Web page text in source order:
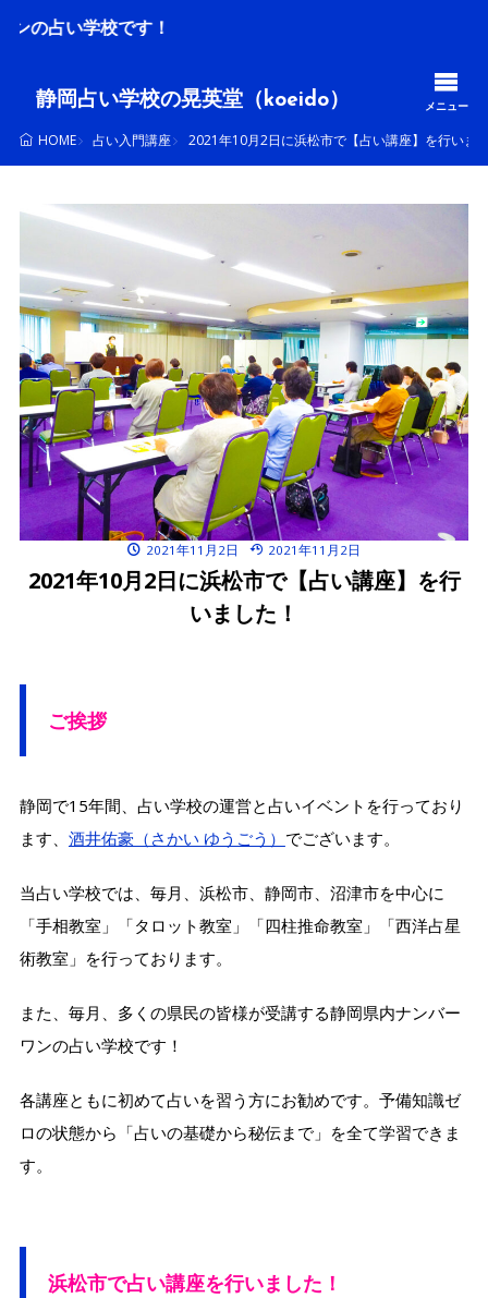
です！
静岡占い学校の晃英堂（koeido） メニュー
HOME 占い入門講座 2021年10月2日に浜松市で【占い講座】を行いま
2021年11月2日 2021年11月2日
2021年10月2日に浜松市で【占い講座】を行
いました！
ご挨拶
静岡で15年間、占い学校の運営と占いイベントを行っており
ます、 酒井佑豪（さかい ゆうごう） でございます。
当占い学校では、毎月、浜松市、静岡市、沼津市を中心に
「手相教室」「タロット教室」「四柱推命教室」「西洋占星
術教室」を行っております。
また、毎月、多くの県民の皆様が受講する静岡県内ナンバー
ワンの占い学校です！
各講座ともに初めて占いを習う方にお勧めです。予備知識ゼ
ロの状態から「占いの基礎から秘伝まで」を全て学習できま
す。
浜松市で占い講座を行いました！